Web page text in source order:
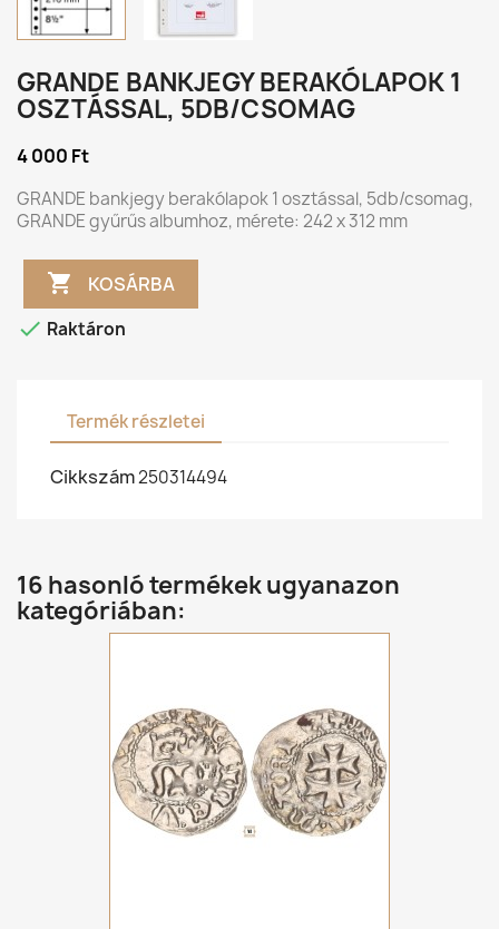
GRANDE BANKJEGY BERAKÓLAPOK 1
OSZTÁSSAL, 5DB/CSOMAG
4 000 Ft
GRANDE bankjegy berakólapok 1 osztással, 5db/csomag,
GRANDE gyűrűs albumhoz, mérete: 242 x 312 mm
 KOSÁRBA
 Raktáron
Termék részletei
Cikkszám250314494
16 hasonló termékek ugyanazon
kategóriában: